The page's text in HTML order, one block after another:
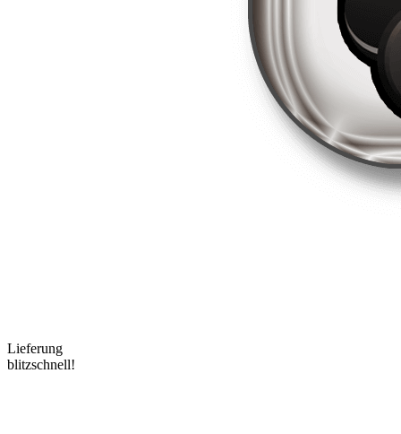
Lieferung
blitzschnell!